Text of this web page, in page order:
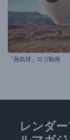
「熱気球」ロゴ動画
レンダ